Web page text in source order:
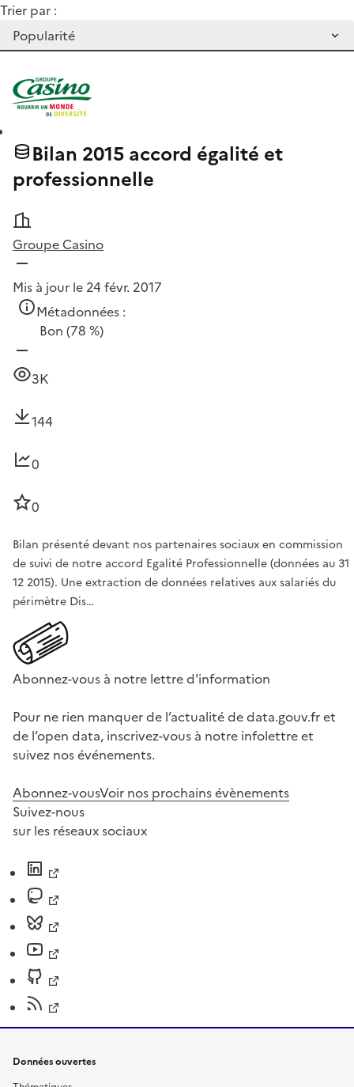
Trier par :
Bilan 2015 accord égalité et
professionnelle
Groupe Casino
Mis à jour le 24 févr. 2017
Métadonnées :
Bon (78 %)
3K
144
0
0
Bilan présenté devant nos partenaires sociaux en commission
de suivi de notre accord Egalité Professionnelle (données au 31
12 2015). Une extraction de données relatives aux salariés du
périmètre Dis…
Abonnez-vous à notre lettre d'information
Pour ne rien manquer de l’actualité de data.gouv.fr et
de l’open data, inscrivez-vous à notre infolettre et
suivez nos événements.
Abonnez-vousVoir nos prochains évènements
Suivez-nous
sur les réseaux sociaux
Données ouvertes